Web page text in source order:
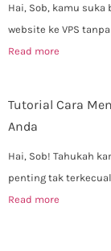
Hai, Sob, kamu
website ke VPS
Read more
Tutorial Cara
Anda
Hai, Sob! Tahukah
penting tak
Read more